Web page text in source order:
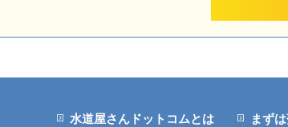
水道屋さんドットコムとは まず